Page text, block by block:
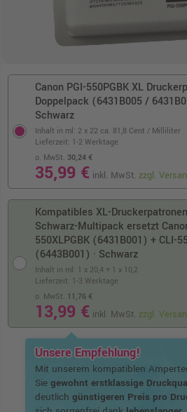
Canon PGI-550PGBK XL
Doppelpack (6431B005 /
Schwarz
Inhalt in ml: 2 x 22 ca. 81,8 Cent / Milliliter
o. MwSt. 30,24 €
35,99 € inkl. MwSt.zzgl.
Lieferzeit: 1-2 Werktage
Kompatibles XL-
Schwarz-Multipack ersetzt
550XLPGBK (6431B001) + CLI-
(6443B001) · Schwarz
Inhalt in ml: 1 x 20,4 + 1 x 10,2
o. MwSt. 11,76 €
13,99 € inkl. MwSt. zzgl.
Lieferzeit: 1-3 Werktage
Unsere Empfehlung!
Mit unserem kompatiblen
Sie gewohnt erstklassige
deutlich günstigeren Preis pro